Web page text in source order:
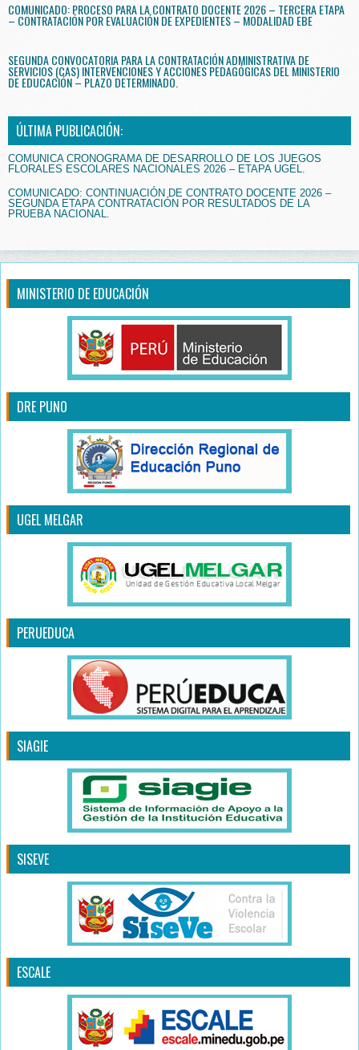
COMUNICADO: PROCESO PARA LA CONTRATO DOCENTE 2026 – TERCERA ETAPA
– CONTRATACIÓN POR EVALUACIÓN DE EXPEDIENTES – MODALIDAD EBE
SEGUNDA CONVOCATORIA PARA LA CONTRATACIÓN ADMINISTRATIVA DE
SERVICIOS (CAS) INTERVENCIONES Y ACCIONES PEDAGÓGICAS DEL MINISTERIO
DE EDUCACIÓN – PLAZO DETERMINADO.
ÚLTIMA PUBLICACIÓN:
COMUNICA CRONOGRAMA DE DESARROLLO DE LOS JUEGOS
FLORALES ESCOLARES NACIONALES 2026 – ETAPA UGEL.
COMUNICADO: CONTINUACIÓN DE CONTRATO DOCENTE 2026 –
SEGUNDA ETAPA CONTRATACIÓN POR RESULTADOS DE LA
PRUEBA NACIONAL.
MINISTERIO DE EDUCACIÓN
DRE PUNO
UGEL MELGAR
PERUEDUCA
SIAGIE
SISEVE
ESCALE